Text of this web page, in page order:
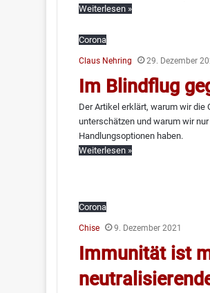
Weiterlesen »
Corona
Claus Nehring 29. Dezember
Im Blindflug
Der Artikel erklärt, warum wir die
unterschätzen und warum wir
Handlungsoptionen haben.
Weiterlesen »
Corona
Chise 9. Dezember 2021
Immunität ist